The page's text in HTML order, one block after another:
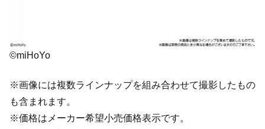
©miHoYo
※画像には複数ラインナップを組み合わせて撮影したもの
も含まれます。
※価格はメーカー希望小売価格表示です。